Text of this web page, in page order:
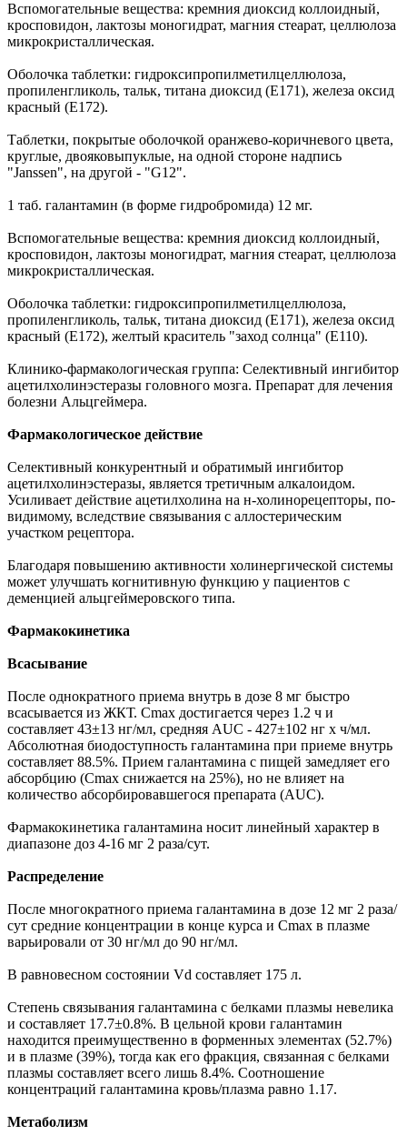
Вспомогательные вещества: кремния диоксид коллоидный,
кросповидон, лактозы моногидрат, магния стеарат, целлюлоза
микрокристаллическая.
Оболочка таблетки: гидроксипропилметилцеллюлоза,
пропиленгликоль, тальк, титана диоксид (Е171), железа оксид
красный (Е172).
Таблетки, покрытые оболочкой оранжево-коричневого цвета,
круглые, двояковыпуклые, на одной стороне надпись
"Janssen", на другой - "G12".
1 таб. галантамин (в форме гидробромида) 12 мг.
Вспомогательные вещества: кремния диоксид коллоидный,
кросповидон, лактозы моногидрат, магния стеарат, целлюлоза
микрокристаллическая.
Оболочка таблетки: гидроксипропилметилцеллюлоза,
пропиленгликоль, тальк, титана диоксид (Е171), железа оксид
красный (Е172), желтый краситель "заход солнца" (Е110).
Клинико-фармакологическая группа: Селективный ингибитор
ацетилхолинэстеразы головного мозга. Препарат для лечения
болезни Альцгеймера.
Фармакологическое действие
Селективный конкурентный и обратимый ингибитор
ацетилхолинэстеразы, является третичным алкалоидом.
Усиливает действие ацетилхолина на н-холинорецепторы, по-
видимому, вследствие связывания с аллостерическим
участком рецептора.
Благодаря повышению активности холинергической системы
может улучшать когнитивную функцию у пациентов с
деменцией альцгеймеровского типа.
Фармакокинетика
Всасывание
После однократного приема внутрь в дозе 8 мг быстро
всасывается из ЖКТ. Cmax достигается через 1.2 ч и
составляет 43±13 нг/мл, средняя AUC - 427±102 нг х ч/мл.
Абсолютная биодоступность галантамина при приеме внутрь
составляет 88.5%. Прием галантамина с пищей замедляет его
абсорбцию (Cmax снижается на 25%), но не влияет на
количество абсорбировавшегося препарата (AUC).
Фармакокинетика галантамина носит линейный характер в
диапазоне доз 4-16 мг 2 раза/сут.
Распределение
После многократного приема галантамина в дозе 12 мг 2 раза/
сут средние концентрации в конце курса и Cmax в плазме
варьировали от 30 нг/мл до 90 нг/мл.
В равновесном состоянии Vd составляет 175 л.
Степень связывания галантамина с белками плазмы невелика
и составляет 17.7±0.8%. В цельной крови галантамин
находится преимущественно в форменных элементах (52.7%)
и в плазме (39%), тогда как его фракция, связанная с белками
плазмы составляет всего лишь 8.4%. Соотношение
концентраций галантамина кровь/плазма равно 1.17.
Метаболизм